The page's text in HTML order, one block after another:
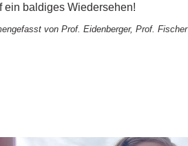
ein baldiges Wiedersehen!
von Prof. Eidenberger, Prof. Fischer